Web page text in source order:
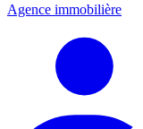
Agence immobilière